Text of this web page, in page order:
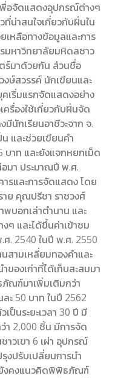
อจัดแสดงอุปกรณ์ต่างๆ
ที่น่าสนใจเกี่ยวกับฝิ่นใน
เหลือทางข้อมูลและการ
มหาวิทยาลัยมหิดลชาว
ร์มาด้วยกัน ส่วนชื่อ
ษ์สวรรค์ นักเขียนและ
ริ่มแรกจัดแสดงอย่าง
ครื่องใช้เกี่ยวกับฝิ่นจัด
นักเรียนอาชีวะจาก จ.
และช่วยเขียนคำ
บาท และยังแจกหยกเม็ด
อมา ประมาณปี พ.ศ.
รและการจัดแสดง โดย
าย คุณปรีชา ราชวงศ์
บอกเล่าตำนาน และ
ๆ และได้ขึ้นค่าเข้าชม
ศ. 2540 ในปี พ.ศ. 2550
ามเหลี่ยมทองคำและ
ของเก่าที่ได้เก็บสะสมมา
ภัณฑ์มาเพิ่มเติมกว่า
ะ 50 บาท ในปี 2562
นระยะเวลา 30 ปี มี
า 2,000 ชิ้น มีการจัด
วเขา 6 เผ่า อุปกรณ์
งปรับเปลี่ยนการนำ
ยังคงแนวคิดพิพิธภัณฑ์